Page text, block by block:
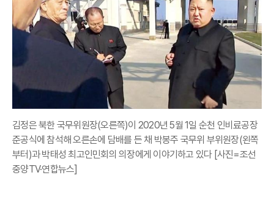
김정은 북한 국무위원장(오른쪽)이 2020년 5월 1일 순천 인비료공장
준공식에 참석해 오른손에 담배를 든 채 박봉주 국무위 부위원장(왼쪽
부터)과 박태성 최고인민회의 의장에게 이야기하고 있다 [사진=조선
중양TV·연합뉴스]